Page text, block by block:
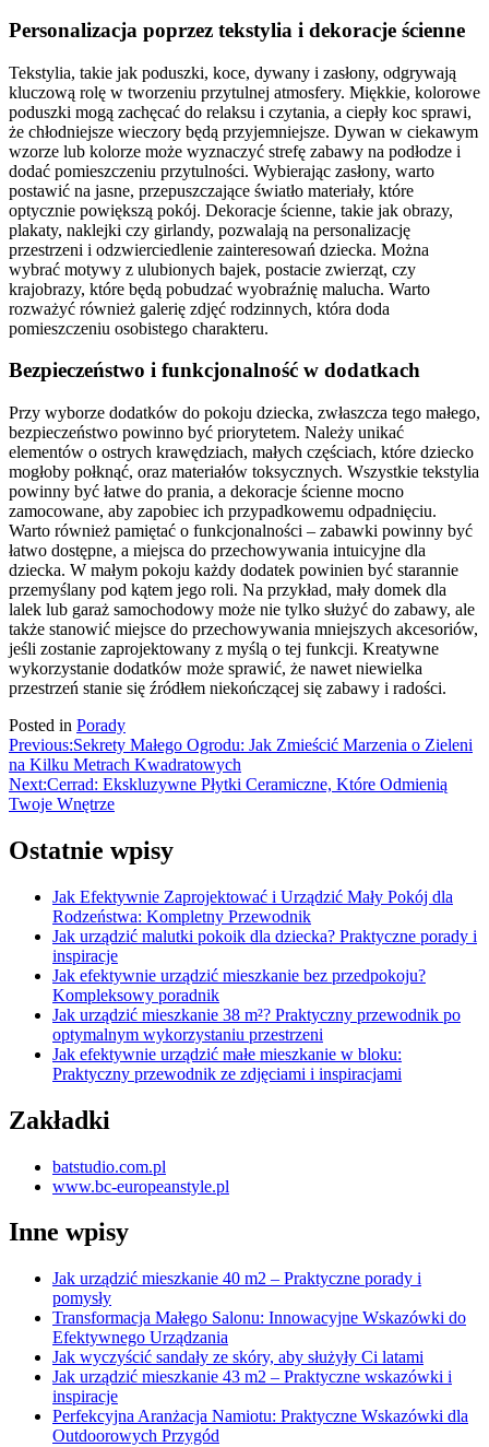
Personalizacja poprzez tekstylia i dekoracje ścienne
Tekstylia, takie jak poduszki, koce, dywany i zasłony, odgrywają
kluczową rolę w tworzeniu przytulnej atmosfery. Miękkie, kolorowe
poduszki mogą zachęcać do relaksu i czytania, a ciepły koc sprawi,
że chłodniejsze wieczory będą przyjemniejsze. Dywan w ciekawym
wzorze lub kolorze może wyznaczyć strefę zabawy na podłodze i
dodać pomieszczeniu przytulności. Wybierając zasłony, warto
postawić na jasne, przepuszczające światło materiały, które
optycznie powiększą pokój. Dekoracje ścienne, takie jak obrazy,
plakaty, naklejki czy girlandy, pozwalają na personalizację
przestrzeni i odzwierciedlenie zainteresowań dziecka. Można
wybrać motywy z ulubionych bajek, postacie zwierząt, czy
krajobrazy, które będą pobudzać wyobraźnię malucha. Warto
rozważyć również galerię zdjęć rodzinnych, która doda
pomieszczeniu osobistego charakteru.
Bezpieczeństwo i funkcjonalność w dodatkach
Przy wyborze dodatków do pokoju dziecka, zwłaszcza tego małego,
bezpieczeństwo powinno być priorytetem. Należy unikać
elementów o ostrych krawędziach, małych częściach, które dziecko
mogłoby połknąć, oraz materiałów toksycznych. Wszystkie tekstylia
powinny być łatwe do prania, a dekoracje ścienne mocno
zamocowane, aby zapobiec ich przypadkowemu odpadnięciu.
Warto również pamiętać o funkcjonalności – zabawki powinny być
łatwo dostępne, a miejsca do przechowywania intuicyjne dla
dziecka. W małym pokoju każdy dodatek powinien być starannie
przemyślany pod kątem jego roli. Na przykład, mały domek dla
lalek lub garaż samochodowy może nie tylko służyć do zabawy, ale
także stanowić miejsce do przechowywania mniejszych akcesoriów,
jeśli zostanie zaprojektowany z myślą o tej funkcji. Kreatywne
wykorzystanie dodatków może sprawić, że nawet niewielka
przestrzeń stanie się źródłem niekończącej się zabawy i radości.
Posted in Porady
Nawigacja
wpisu
Previous:Sekrety Małego Ogrodu: Jak Zmieścić Marzenia o Zieleni
na Kilku Metrach Kwadratowych
Next:Cerrad: Ekskluzywne Płytki Ceramiczne, Które Odmienią
Twoje Wnętrze
Ostatnie wpisy
Jak Efektywnie Zaprojektować i Urządzić Mały Pokój dla
Rodzeństwa: Kompletny Przewodnik
Jak urządzić malutki pokoik dla dziecka? Praktyczne porady i
inspiracje
Jak efektywnie urządzić mieszkanie bez przedpokoju?
Kompleksowy poradnik
Jak urządzić mieszkanie 38 m²? Praktyczny przewodnik po
optymalnym wykorzystaniu przestrzeni
Jak efektywnie urządzić małe mieszkanie w bloku:
Praktyczny przewodnik ze zdjęciami i inspiracjami
Zakładki
batstudio.com.pl
www.bc-europeanstyle.pl
Inne wpisy
Jak urządzić mieszkanie 40 m2 – Praktyczne porady i
pomysły
Transformacja Małego Salonu: Innowacyjne Wskazówki do
Efektywnego Urządzania
Jak wyczyścić sandały ze skóry, aby służyły Ci latami
Jak urządzić mieszkanie 43 m2 – Praktyczne wskazówki i
inspiracje
Perfekcyjna Aranżacja Namiotu: Praktyczne Wskazówki dla
Outdoorowych Przygód